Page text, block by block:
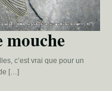
c’est vrai que pour un
[…]